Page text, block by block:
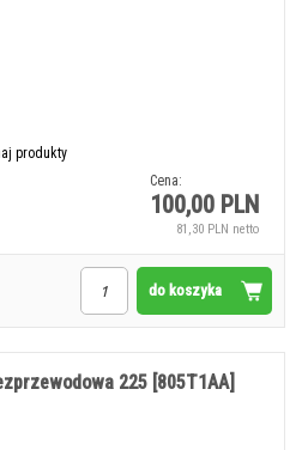
produkty
Cena:
100,00 PLN
81,30 PLN netto
do koszyka
225 [805T1AA]